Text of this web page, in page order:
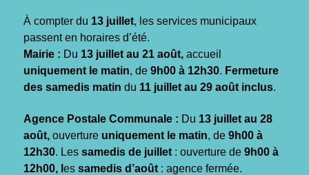
À compter du 13 juillet, les services municipaux
passent en horaires d’été.
Mairie : Du 13 juillet au 21 août, accueil
uniquement le matin, de 9h00 à 12h30. Fermeture
des samedis matin du 11 juillet au 29 août inclus.
Agence Postale Communale : Du 13 juillet au 28
août, ouverture uniquement le matin, de 9h00 à
12h30. Les samedis de juillet : ouverture de 9h00 à
12h00, l es samedis d’août : agence fermée.